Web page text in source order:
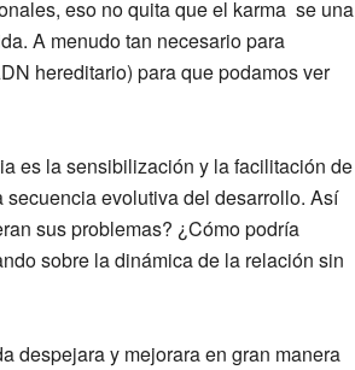
eso no quita que el karma se una
A menudo tan necesario para
hereditario) para que podamos ver
es la sensibilización y la facilitación de
evolutiva del desarrollo. Así
sus problemas? ¿Cómo podría
sobre la dinámica de la relación sin
despejara y mejorara en gran manera